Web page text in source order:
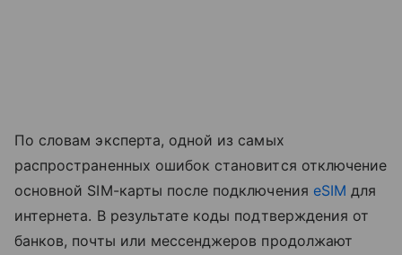
По словам эксперта, одной из самых
распространенных ошибок становится отключение
основной SIM-карты после подключения eSIM для
интернета. В результате коды подтверждения от
банков, почты или мессенджеров продолжают